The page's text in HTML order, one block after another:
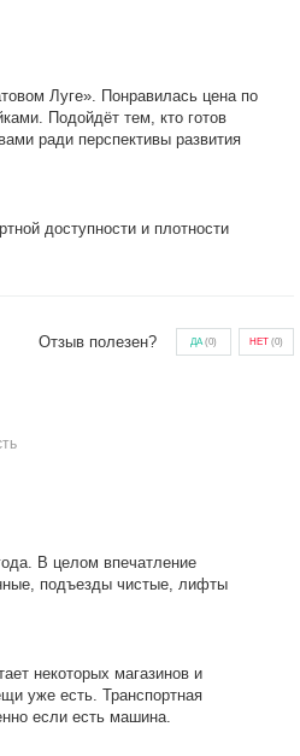
Луге». Понравилась цена по
Подойдёт тем, кто готов
ради перспективы развития
доступности и плотности
Отзыв полезен? ДА(0) НЕТ (0)
В целом впечатление
подъезды чистые, лифты
некоторых магазинов и
уже есть. Транспортная
если есть машина.